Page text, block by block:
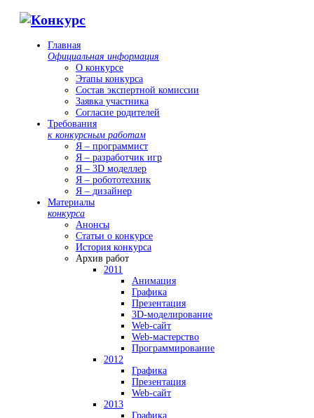
Главная
Официальная информация
О конкурсе
Этапы конкурса
Состав экспертной комиссии
Заявка участника
Согласие родителей
Требования
к конкурсным работам
Я – программист
Я – разработчик игр
Я – 3D моделлер
Я – робототехник
Я – дизайнер
Материалы
конкурса
Анонсы
Статьи о конкурсе
История конкурса
Архив работ
2011
Анимация
Графика
Презентация
3D-моделирование
Web-сайт
Web-мастерство
Программирование
2012
Графика
Презентация
Web-сайт
2013
Графика